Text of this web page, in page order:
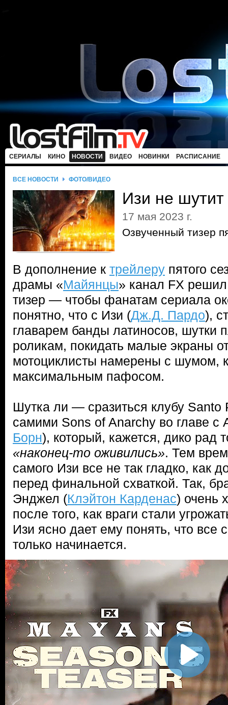
СЕРИАЛЫ КИНО НОВОСТИ ВИДЕО НОВИНКИ РАСПИСАНИЕ
ВСЕ НОВОСТИ ФОТО/ВИДЕО
Изи не шутит
17 мая 2023 г.
Озвученный тизер
В дополнение к трейлеру пятого
драмы «Майянцы» канал FX
тизер — чтобы фанатам сериала
понятно, что с Изи (Дж.Д. Пардо),
главарем банды латиносов, шутки
роликам, покидать малые экраны
мотоциклисты намерены с шумом,
максимальным пафосом.
Шутка ли — сразиться клубу Santo
самими Sons of Anarchy во главе с
Борн), который, кажется, дико рад
«наконец-то оживились». Тем
самого Изи все не так гладко, как
перед финальной схваткой. Так,
Энджел (Клэйтон Карденас) очень
после того, как враги стали
Изи ясно дает ему понять, что все
только начинается.